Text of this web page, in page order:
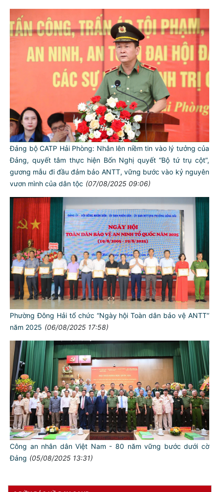
Đảng bộ CATP Hải Phòng: Nhân lên niềm tin vào lý tưởng của
Đảng, quyết tâm thực hiện Bốn Nghị quyết “Bộ tứ trụ cột”,
gương mẫu đi đầu đảm bảo ANTT, vững bước vào kỷ nguyên
vươn mình của dân tộc (07/08/2025 09:06)
Phường Đông Hải tổ chức “Ngày hội Toàn dân bảo vệ ANTT”
năm 2025 (06/08/2025 17:58)
Công an nhân dân Việt Nam - 80 năm vững bước dưới cờ
Đảng (05/08/2025 13:31)
TƯ CÁCH
NGƯỜI CÔNG AN CÁCH MỆNH LÀ:
Đối với tự mình, phải
CẦN, KIỆM, LIÊM, CHÍNH
Đối với đồng sự, phải
THÂN ÁI GIÚP ĐỠ
Đối với chính phủ, phải
TUYỆT ĐỐI TRUNG THÀNH
Đối với nhân dân, phải
KÍNH TRỌNG LỄ PHÉP
Đối với công việc, phải
TẬN TỤY
Đối với địch, phải